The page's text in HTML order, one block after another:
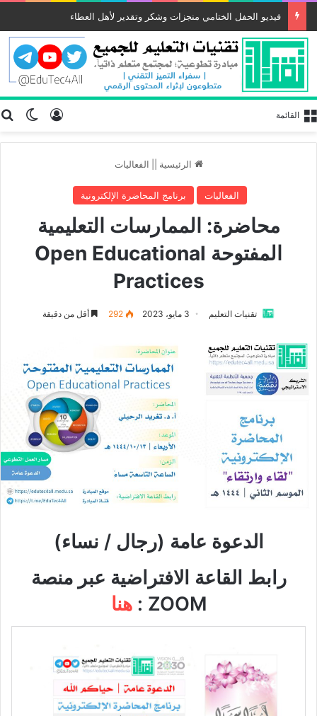
فيديو الحفل الختامي منجزات وشكر وتقدير لأهل العطاء
تسجيل القائمة
الرئيسية الفعاليات
الفعاليات برنامج المحاضرة الإلكترونية
محاضرة: الممارسات التعليمية
المفتوحة Open Educational
Practices
تقنيات التعليم 3 مايو، 2023 292 أقل من دقيقة
الدعوة عامة (رجال / نساء)
رابط القاعة الافتراضية عبر منصة
ZOOM :
هنا